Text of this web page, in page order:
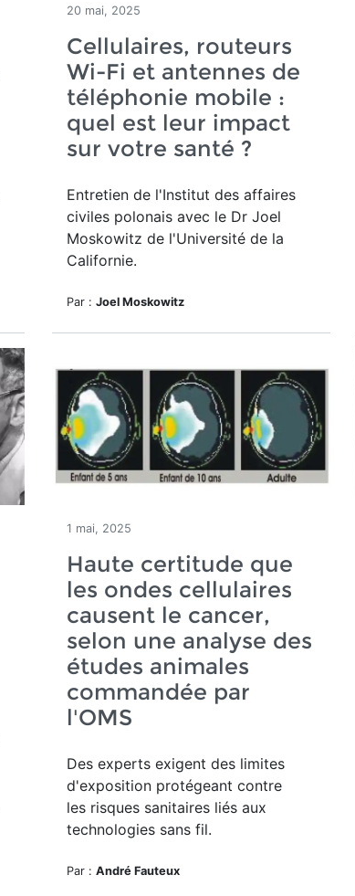
20 mai, 2025
Cellulaires, routeurs
Wi-Fi et antennes de
téléphonie mobile :
quel est leur impact
sur votre santé ?
Entretien de l'Institut des affaires
civiles polonais avec le Dr Joel
Moskowitz de l'Université de la
Californie.
Par : Joel Moskowitz
1 mai, 2025
Haute certitude que
les ondes cellulaires
causent le cancer,
selon une analyse des
études animales
commandée par
l'OMS
Des experts exigent des limites
d'exposition protégeant contre
les risques sanitaires liés aux
technologies sans fil.
Par : André Fauteux